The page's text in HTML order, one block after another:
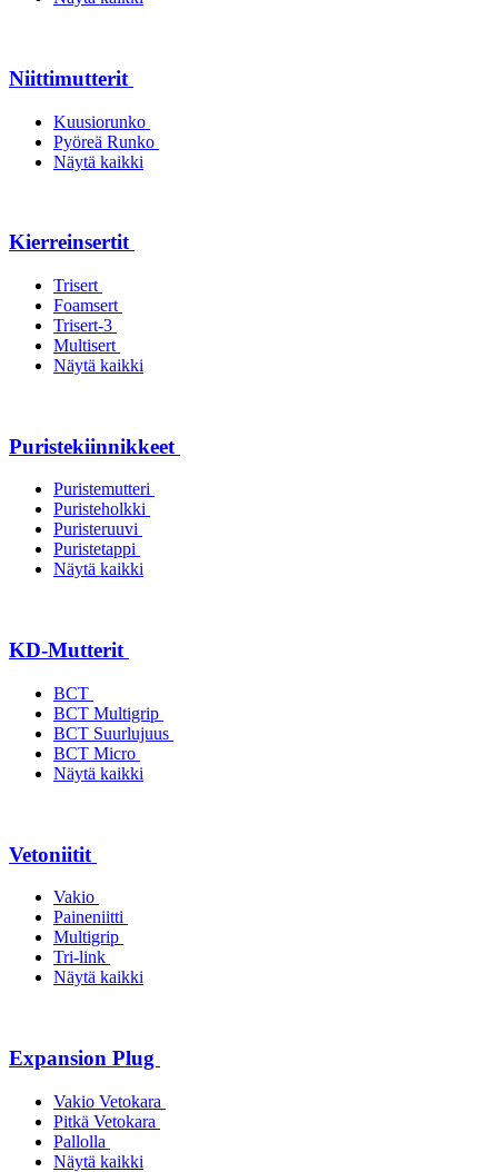
Niittimutterit
Kuusiorunko
Pyöreä Runko
Näytä kaikki
Kierreinsertit
Trisert
Foamsert
Trisert-3
Multisert
Näytä kaikki
Puristekiinnikkeet
Puristemutteri
Puristeholkki
Puristeruuvi
Puristetappi
Näytä kaikki
KD-Mutterit
BCT
BCT Multigrip
BCT Suurlujuus
BCT Micro
Näytä kaikki
Vetoniitit
Vakio
Paineniitti
Multigrip
Tri-link
Näytä kaikki
Expansion Plug
Vakio Vetokara
Pitkä Vetokara
Pallolla
Näytä kaikki